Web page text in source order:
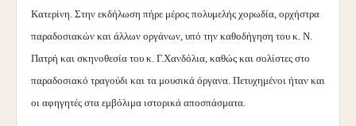
Κατερίνη. Στην εκδήλωση πήρε μέρος πολυμελής χορωδία, ορχήστρα
παραδοσιακών και άλλων οργάνων, υπό την καθοδήγηση του κ. Ν.
Πατρή και σκηνοθεσία του κ. Γ.Χανδόλια, καθώς και σολίστες στο
παραδοσιακό τραγούδι και τα μουσικά όργανα. Πετυχημένοι ήταν και
οι αφηγητές στα εμβόλιμα ιστορικά αποσπάσματα.